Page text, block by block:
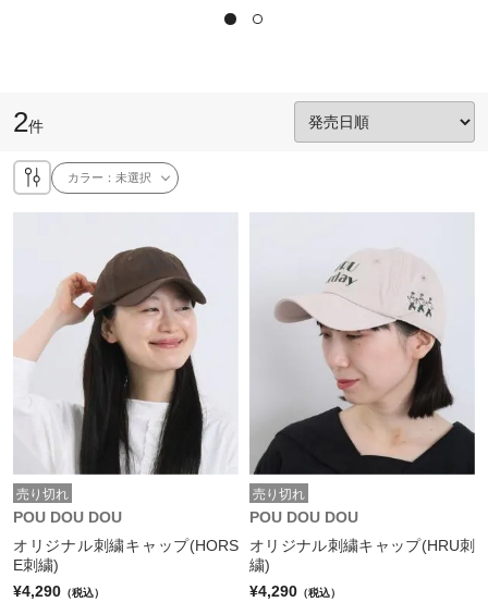
2件
カラー：未選択
売り切れ
POU DOU DOU
オリジナル刺繍キャップ(HORS
E刺繍)
¥4,290 （税込）
売り切れ
POU DOU DOU
オリジナル刺繍キャップ(HRU刺
繍)
¥4,290 （税込）